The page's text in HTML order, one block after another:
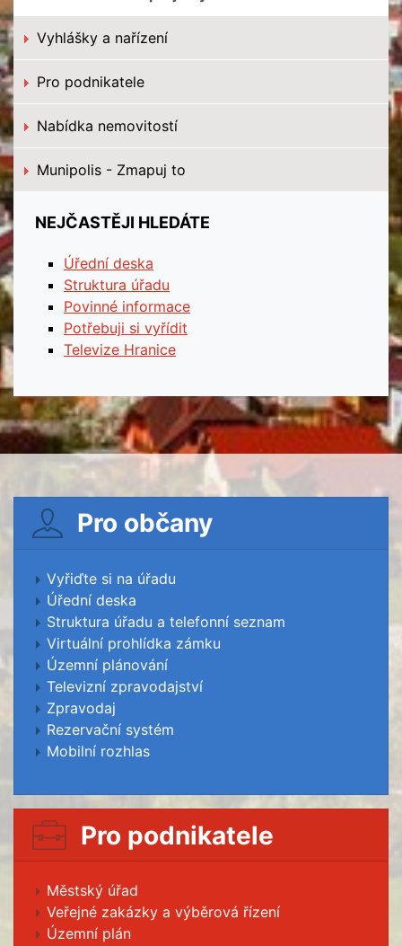
Vyhlášky a nařízení
Pro podnikatele
Nabídka nemovitostí
Munipolis - Zmapuj to
NEJČASTĚJI HLEDÁTE
Úřední deska
Struktura úřadu
Povinné informace
Potřebuji si vyřídit
Televize Hranice
Pro občany
Vyřiďte si na úřadu
Úřední deska
Struktura úřadu a telefonní seznam
Virtuální prohlídka zámku
Územní plánování
Televizní zpravodajství
Zpravodaj
Rezervační systém
Mobilní rozhlas
Pro podnikatele
Městský úřad
Veřejné zakázky a výběrová řízení
Územní plán